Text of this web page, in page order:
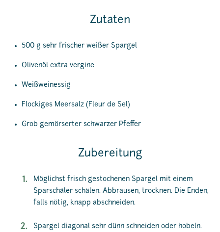
Zutaten
500 g sehr frischer weißer Spargel
Olivenöl extra vergine
Weißweinessig
Flockiges Meersalz (Fleur de Sel)
Grob gemörserter schwarzer Pfeffer
Zubereitung
Möglichst frisch gestochenen Spargel mit einem
Sparschäler schälen. Abbrausen, trocknen. Die Enden,
falls nötig, knapp abschneiden.
Spargel diagonal sehr dünn schneiden oder hobeln.